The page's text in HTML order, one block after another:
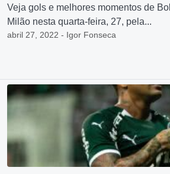
Veja gols e melhores momentos de
Milão nesta quarta-feira, 27, pela...
abril 27, 2022 - Igor Fonseca